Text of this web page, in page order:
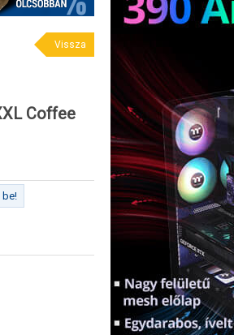
Vissza
Coffee
be!